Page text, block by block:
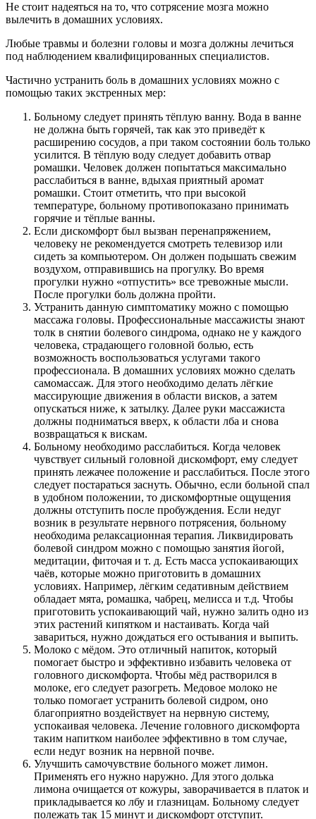
Не стоит надеяться на то, что сотрясение мозга можно
вылечить в домашних условиях.
Любые травмы и болезни головы и мозга должны лечиться
под наблюдением квалифицированных специалистов.
Частично устранить боль в домашних условиях можно с
помощью таких экстренных мер:
Больному следует принять тёплую ванну. Вода в ванне
не должна быть горячей, так как это приведёт к
расширению сосудов, а при таком состоянии боль только
усилится. В тёплую воду следует добавить отвар
ромашки. Человек должен попытаться максимально
расслабиться в ванне, вдыхая приятный аромат
ромашки. Стоит отметить, что при высокой
температуре, больному противопоказано принимать
горячие и тёплые ванны.
Если дискомфорт был вызван перенапряжением,
человеку не рекомендуется смотреть телевизор или
сидеть за компьютером. Он должен подышать свежим
воздухом, отправившись на прогулку. Во время
прогулки нужно «отпустить» все тревожные мысли.
После прогулки боль должна пройти.
Устранить данную симптоматику можно с помощью
массажа головы. Профессиональные массажисты знают
толк в снятии болевого синдрома, однако не у каждого
человека, страдающего головной болью, есть
возможность воспользоваться услугами такого
профессионала. В домашних условиях можно сделать
самомассаж. Для этого необходимо делать лёгкие
массирующие движения в области висков, а затем
опускаться ниже, к затылку. Далее руки массажиста
должны подниматься вверх, к области лба и снова
возвращаться к вискам.
Больному необходимо расслабиться. Когда человек
чувствует сильный головной дискомфорт, ему следует
принять лежачее положение и расслабиться. После этого
следует постараться заснуть. Обычно, если больной спал
в удобном положении, то дискомфортные ощущения
должны отступить после пробуждения. Если недуг
возник в результате нервного потрясения, больному
необходима релаксационная терапия. Ликвидировать
болевой синдром можно с помощью занятия йогой,
медитации, фиточая и т. д. Есть масса успокаивающих
чаёв, которые можно приготовить в домашних
условиях. Например, лёгким седативным действием
обладает мята, ромашка, чабрец, мелисса и т.д. Чтобы
приготовить успокаивающий чай, нужно залить одно из
этих растений кипятком и настаивать. Когда чай
завариться, нужно дождаться его остывания и выпить.
Молоко с мёдом. Это отличный напиток, который
помогает быстро и эффективно избавить человека от
головного дискомфорта. Чтобы мёд растворился в
молоке, его следует разогреть. Медовое молоко не
только помогает устранить болевой сидром, оно
благоприятно воздействует на нервную систему,
успокаивая человека. Лечение головного дискомфорта
таким напитком наиболее эффективно в том случае,
если недуг возник на нервной почве.
Улучшить самочувствие больного может лимон.
Применять его нужно наружно. Для этого долька
лимона очищается от кожуры, заворачивается в платок и
прикладывается ко лбу и глазницам. Больному следует
полежать так 15 минут и дискомфорт отступит.